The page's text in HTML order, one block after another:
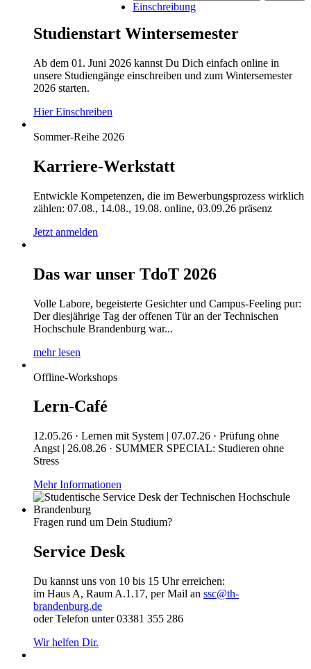
Einschreibung
Studienstart Wintersemester
Ab dem 01. Juni 2026 kannst Du Dich einfach online in
unsere Studiengänge einschreiben und zum Wintersemester
2026 starten.
Hier Einschreiben
Sommer-Reihe 2026
Karriere-Werkstatt
Entwickle Kompetenzen, die im Bewerbungsprozess wirklich
zählen: 07.08., 14.08., 19.08. online, 03.09.26 präsenz
Jetzt anmelden
Das war unser TdoT 2026
Volle Labore, begeisterte Gesichter und Campus-Feeling pur:
Der diesjährige Tag der offenen Tür an der Technischen
Hochschule Brandenburg war...
mehr lesen
Offline-Workshops
Lern-Café
12.05.26 · Lernen mit System | 07.07.26 · Prüfung ohne
Angst | 26.08.26 · SUMMER SPECIAL: Studieren ohne
Stress
Mehr Informationen
Fragen rund um Dein Studium?
Service Desk
Du kannst uns von 10 bis 15 Uhr erreichen:
im Haus A, Raum A.1.17, per Mail an ssc@th-
brandenburg.de
oder Telefon unter 03381 355 286
Wir helfen Dir.